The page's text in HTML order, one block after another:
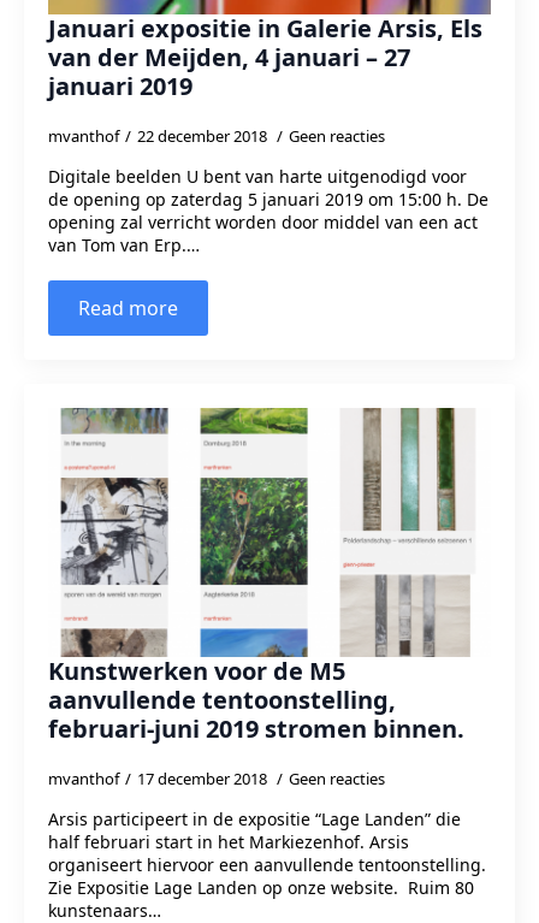
Januari expositie in Galerie Arsis, Els
van der Meijden, 4 januari – 27
januari 2019
mvanthof 22 december 2018 Geen reacties
Digitale beelden U bent van harte uitgenodigd voor
de opening op zaterdag 5 januari 2019 om 15:00 h. De
opening zal verricht worden door middel van een act
van Tom van Erp.…
Read more
Kunstwerken voor de M5
aanvullende tentoonstelling,
februari-juni 2019 stromen binnen.
mvanthof 17 december 2018 Geen reacties
Arsis participeert in de expositie “Lage Landen” die
half februari start in het Markiezenhof. Arsis
organiseert hiervoor een aanvullende tentoonstelling.
Zie Expositie Lage Landen op onze website. Ruim 80
kunstenaars…